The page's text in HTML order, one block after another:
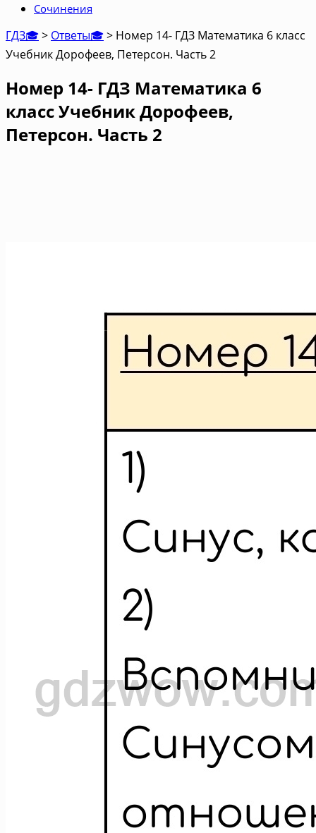
Сочинения
ГДЗ🎓> Ответы🎓> Номер 14- ГДЗ Математика 6 класс
Учебник Дорофеев, Петерсон. Часть 2
Номер 14- ГДЗ Математика 6
класс Учебник Дорофеев,
Петерсон. Часть 2